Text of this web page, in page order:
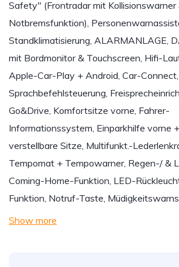
Safety" (Frontradar mit Kollisionswarner
Notbremsfunktion),
Standklimatisierung, ALARMANLAGE,
mit Bordmonitor & Touchscreen, Hifi-
Apple-Car-Play + Android, Car-
Sprachbefehlsteuerung,
Go&Drive, Komfortsitze vorne, Fahrer-
Informationssystem, Einparkhilfe vorne
verstellbare Sitze, Multifunkt.-
Tempomat + Tempowarner, Regen-/ &
Coming-Home-Funktion, LED-
Funktion, Notruf-Taste,
Show more